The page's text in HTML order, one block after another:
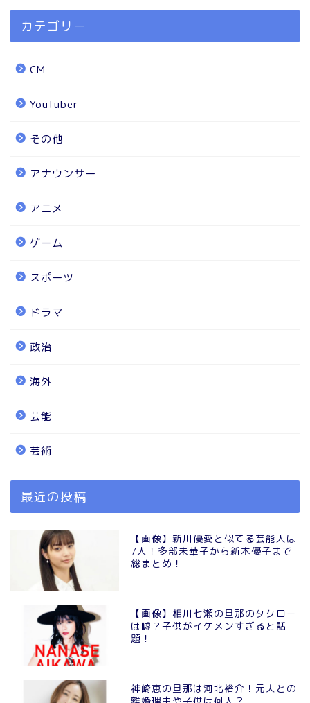
カテゴリー
CM
YouTuber
その他
アナウンサー
アニメ
ゲーム
スポーツ
ドラマ
政治
海外
芸能
芸術
最近の投稿
【画像】新川優愛と似てる芸能人は
7人！多部未華子から新木優子まで
総まとめ！
【画像】相川七瀬の旦那のタクロー
は嘘？子供がイケメンすぎると話
題！
神崎恵の旦那は河北裕介！元夫との